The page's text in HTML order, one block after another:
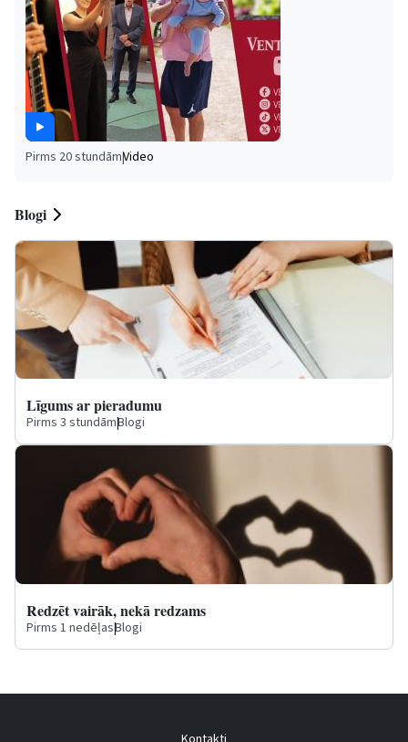
Pirms 20 stundām|Video
Blogi
Līgums ar pieradumu
Pirms 3 stundām|Blogi
Redzēt vairāk, nekā redzams
Pirms 1 nedēļas|Blogi